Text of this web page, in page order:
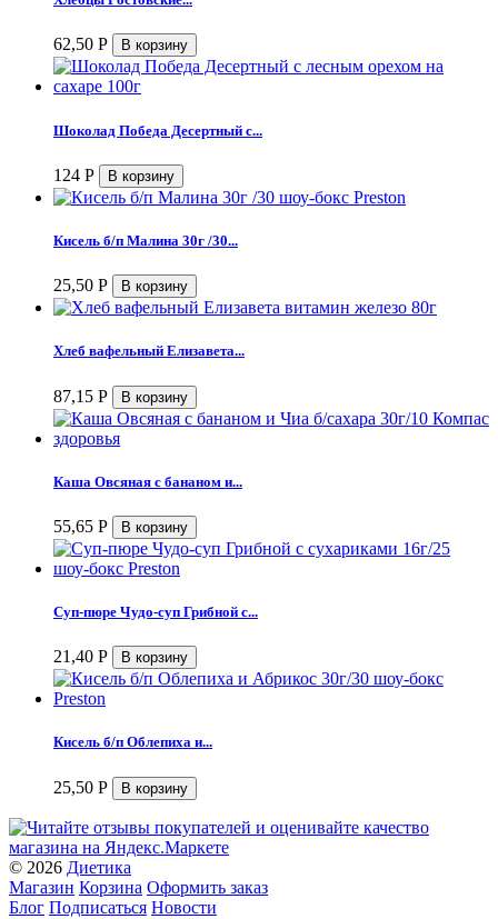
62,50 Р
Шоколад Победа Десертный с...
124 Р
Кисель б/п Малина 30г /30...
25,50 Р
Хлеб вафельный Елизавета...
87,15 Р
Каша Овсяная с бананом и...
55,65 Р
Суп-пюре Чудо-суп Грибной с...
21,40 Р
Кисель б/п Облепиха и...
25,50 Р
© 2026 Диетика
Магазин Корзина Оформить заказ
Блог Подписаться Новости